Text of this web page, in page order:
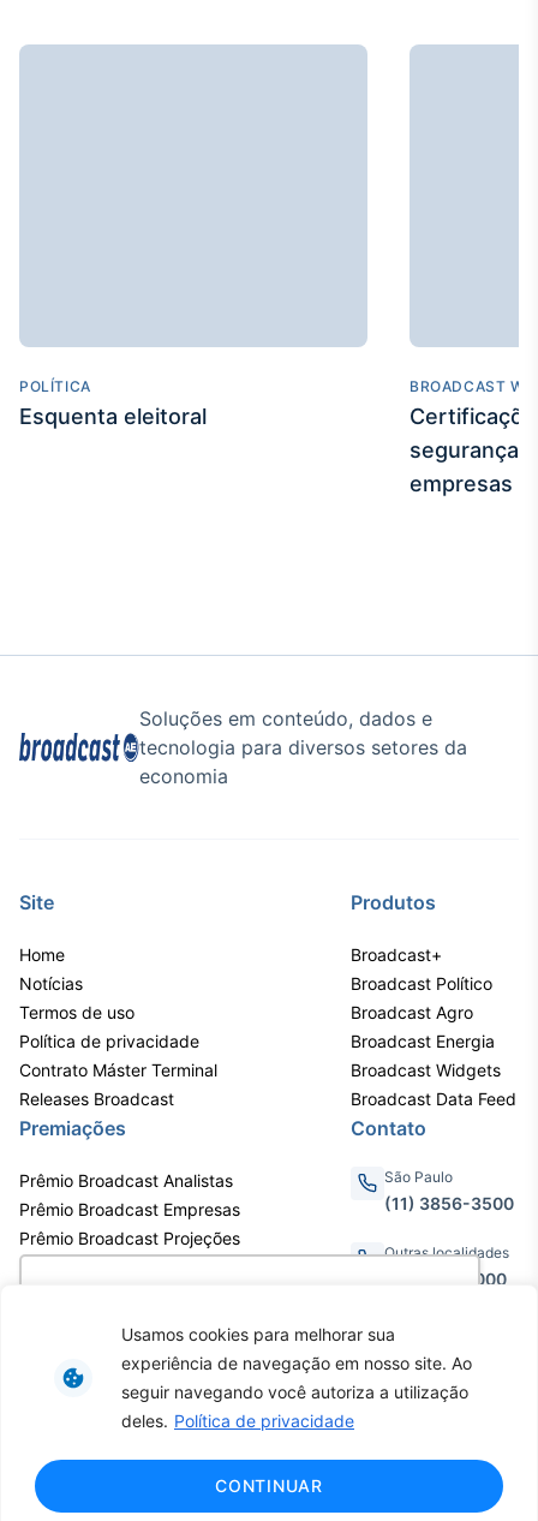
como você interage em nosso site e
personalizar conteúdo. Ao utilizar este site, você
concorda com o uso de cookies.
Saiba mais
Ok, entendi!
Usamos cookies para melhorar sua
experiência de navegação em nosso site. Ao
seguir navegando você autoriza a utilização
deles. Política de privacidade
CONTINUAR
Crédito
POLÍTICA
Esquenta eleitoral
BROADCAST
segurança
empresas
Soluções em conteúdo, dados e
tecnologia para diversos setores da
economia
Site
Home
Notícias
Termos de uso
Política de privacidade
Contrato Máster Terminal
Releases Broadcast
Produtos
Broadcast+
Broadcast Político
Broadcast Agro
Broadcast Energia
Broadcast Widgets
Broadcast Data Feed
Premiações
Prêmio Broadcast Analistas
Prêmio Broadcast Empresas
Prêmio Broadcast Projeções
Contato
São Paulo
(11) 3856-3500
Outras localidades
0800.011.3000
Av. Eng. Caetano Álvares, 55 - 3º e
6º andar, Bairro do Limão, São
Paulo / SP, CEP 02598-900 -
direitos reservados ao Broadcast |
Agência Estado.